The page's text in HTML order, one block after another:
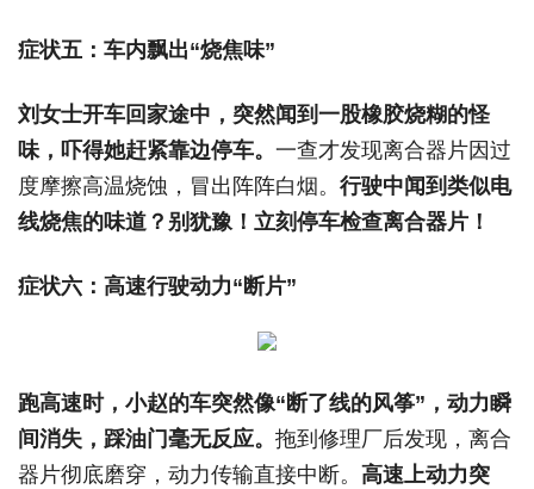
症状五：车内飘出“烧焦味”
刘女士开车回家途中，突然闻到一股橡胶烧糊的怪
味，吓得她赶紧靠边停车。 一查才发现离合器片因过
度摩擦高温烧蚀，冒出阵阵白烟。 行驶中闻到类似电
线烧焦的味道？ 别犹豫！ 立刻停车检查离合器片！
症状六：高速行驶动力“断片”
跑高速时，小赵的车突然像“断了线的风筝”，动力瞬
间消失，踩油门毫无反应。 拖到修理厂后发现，离合
器片彻底磨穿，动力传输直接中断。 高速上动力突